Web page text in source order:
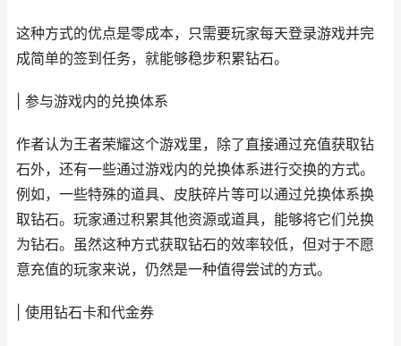
这种方式的优点是零成本，只需要玩家每天登录游戏并完
成简单的签到任务，就能够稳步积累钻石。
| 参与游戏内的兑换体系
作者认为王者荣耀这个游戏里，除了直接通过充值获取钻
石外，还有一些通过游戏内的兑换体系进行交换的方式。
例如，一些特殊的道具、皮肤碎片等可以通过兑换体系换
取钻石。玩家通过积累其他资源或道具，能够将它们兑换
为钻石。虽然这种方式获取钻石的效率较低，但对于不愿
意充值的玩家来说，仍然是一种值得尝试的方式。
| 使用钻石卡和代金券